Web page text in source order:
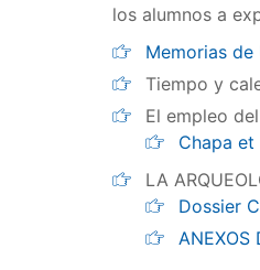
los alumnos a
Memorias de
Tiempo y
El empleo
Chapa
LA
Dossier